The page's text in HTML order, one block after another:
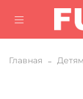
Главная Детям